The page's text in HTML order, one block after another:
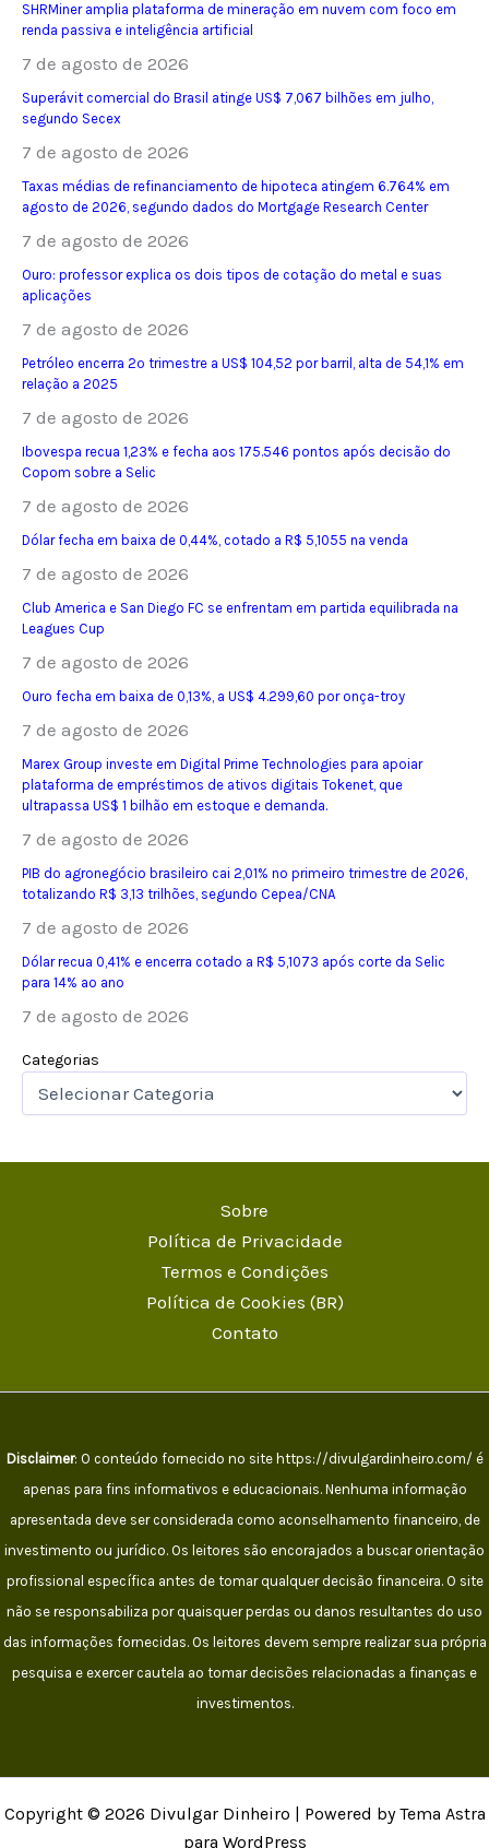
SHRMiner amplia plataforma de mineração em nuvem com foco em
renda passiva e inteligência artificial
7 de agosto de 2026
Superávit comercial do Brasil atinge US$ 7,067 bilhões em julho,
segundo Secex
7 de agosto de 2026
Taxas médias de refinanciamento de hipoteca atingem 6.764% em
agosto de 2026, segundo dados do Mortgage Research Center
7 de agosto de 2026
Ouro: professor explica os dois tipos de cotação do metal e suas
aplicações
7 de agosto de 2026
Petróleo encerra 2º trimestre a US$ 104,52 por barril, alta de 54,1% em
relação a 2025
7 de agosto de 2026
Ibovespa recua 1,23% e fecha aos 175.546 pontos após decisão do
Copom sobre a Selic
7 de agosto de 2026
Dólar fecha em baixa de 0,44%, cotado a R$ 5,1055 na venda
7 de agosto de 2026
Club America e San Diego FC se enfrentam em partida equilibrada na
Leagues Cup
7 de agosto de 2026
Ouro fecha em baixa de 0,13%, a US$ 4.299,60 por onça-troy
7 de agosto de 2026
Marex Group investe em Digital Prime Technologies para apoiar
plataforma de empréstimos de ativos digitais Tokenet, que
ultrapassa US$ 1 bilhão em estoque e demanda.
7 de agosto de 2026
PIB do agronegócio brasileiro cai 2,01% no primeiro trimestre de 2026,
totalizando R$ 3,13 trilhões, segundo Cepea/CNA
7 de agosto de 2026
Dólar recua 0,41% e encerra cotado a R$ 5,1073 após corte da Selic
para 14% ao ano
7 de agosto de 2026
Categorias
Sobre
Política de Privacidade
Termos e Condições
Política de Cookies (BR)
Contato
Disclaimer: O conteúdo fornecido no site https://divulgardinheiro.com/ é
apenas para fins informativos e educacionais. Nenhuma informação
apresentada deve ser considerada como aconselhamento financeiro, de
investimento ou jurídico. Os leitores são encorajados a buscar orientação
profissional específica antes de tomar qualquer decisão financeira. O site
não se responsabiliza por quaisquer perdas ou danos resultantes do uso
das informações fornecidas. Os leitores devem sempre realizar sua própria
pesquisa e exercer cautela ao tomar decisões relacionadas a finanças e
investimentos.
Copyright © 2026 Divulgar Dinheiro | Powered by Tema Astra
para WordPress